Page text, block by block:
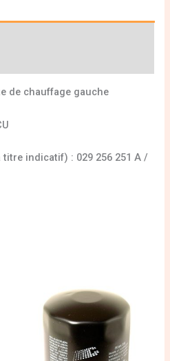
de chauffage gauche
indicatif) : 029 256 251 A /